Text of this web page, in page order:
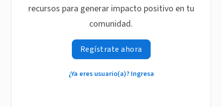
recursos para generar impacto positivo en tu
comunidad.
Regístrate ahora
¿Ya eres usuario(a)? Ingresa